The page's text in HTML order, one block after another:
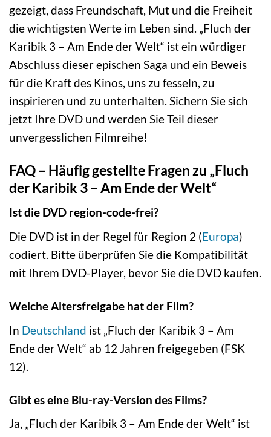
gezeigt, dass Freundschaft, Mut und die Freiheit
die wichtigsten Werte im Leben sind. „Fluch der
Karibik 3 – Am Ende der Welt“ ist ein würdiger
Abschluss dieser epischen Saga und ein Beweis
für die Kraft des Kinos, uns zu fesseln, zu
inspirieren und zu unterhalten. Sichern Sie sich
jetzt Ihre DVD und werden Sie Teil dieser
unvergesslichen Filmreihe!
FAQ – Häufig gestellte Fragen zu „Fluch
der Karibik 3 – Am Ende der Welt“
Ist die DVD region-code-frei?
Die DVD ist in der Regel für Region 2 (Europa)
codiert. Bitte überprüfen Sie die Kompatibilität
mit Ihrem DVD-Player, bevor Sie die DVD kaufen.
Welche Altersfreigabe hat der Film?
In Deutschland ist „Fluch der Karibik 3 – Am
Ende der Welt“ ab 12 Jahren freigegeben (FSK
12).
Gibt es eine Blu-ray-Version des Films?
Ja, „Fluch der Karibik 3 – Am Ende der Welt“ ist